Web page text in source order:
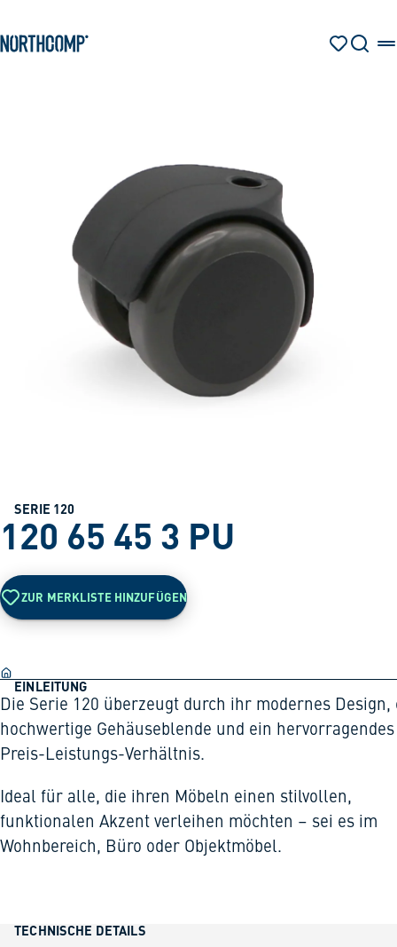
Zur Navigation springen
SUCHE
SERIE 120
120 65 45 3 PU
ZUR MERKLISTE HINZUFÜGEN
EINLEITUNG
Die Serie 120 überzeugt durch ihr modernes Design,
hochwertige Gehäuseblende und ein hervorragendes
Preis-Leistungs-Verhältnis.
Ideal für alle, die ihren Möbeln einen stilvollen,
funktionalen Akzent verleihen möchten – sei es im
Wohnbereich, Büro oder Objektmöbel.
TECHNISCHE DETAILS